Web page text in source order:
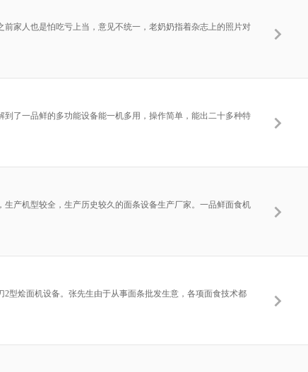
家人也是怕吃亏上当，意见不统一，老奶奶指着杂志上的照片对
了一品鲜的多功能设备能一机多用，操作简单，能出二十多种特
产机型较全，生产历史较久的面条设备生产厂家。一品鲜面食机
型烩面机设备。张先生由于从事面条批发生意，各项面食技术都